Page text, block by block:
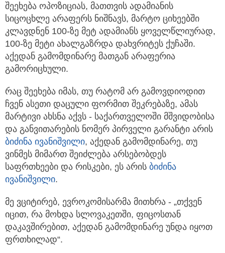
შეეხება ოპოზიციას, მათთვის ადამიანის
სიცოცხლე არაფერს ნიშნავს, მარტო ციხეებში
კლავდნენ 100-ზე მეტ ადამიანს ყოველწლიურად,
100-ზე მეტი ახალგაზრდა დახვრიტეს ქუჩაში.
აქედან გამომდინარე მათგან არაფერია
გამორიცხული.
რაც შეეხება იმას, თუ რატომ არ გამოვდიოდით
ჩვენ ასეთი დაცული ფორმით შეკრებაზე, ამას
მარტივი ახსნა აქვს - საქართველოში მშვიდობისა
და განვითარების ნომერ პირველი გარანტი არის
ბიძინა ივანიშვილი, აქედან გამომდინარე, თუ
ვინმეს მიმართ შეიძლება არსებობდეს
საფრთხეები და რისკები, ეს არის ბიძინა
ივანიშვილი.
მე ვციტირებ, ევროკომისარმა მითხრა - „თქვენ
იცით, რა მოხდა სლოვაკეთში, ფიცოსთან
დაკავშირებით, აქედან გამომდინარე უნდა იყოთ
ფრთხილად“.